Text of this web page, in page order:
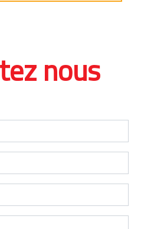
nous